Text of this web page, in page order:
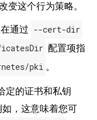
变这个行为策略。
通过 --cert-dir
配置项指
pki 。
定的证书和私钥
，这意味着您可